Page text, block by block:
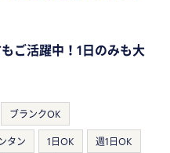
ご活躍中！1日のみも大
ブランクOK
タン 1日OK 週1日OK